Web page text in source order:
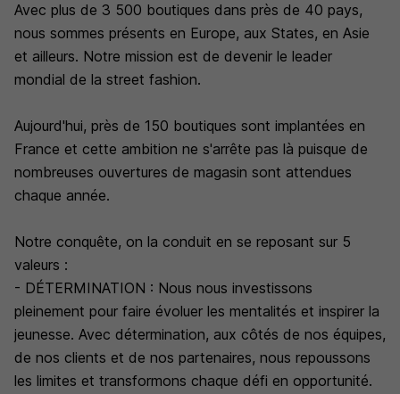
Avec plus de 3 500 boutiques dans près de 40 pays,
nous sommes présents en Europe, aux States, en Asie
et ailleurs. Notre mission est de devenir le leader
mondial de la street fashion.
Aujourd'hui, près de 150 boutiques sont implantées en
France et cette ambition ne s'arrête pas là puisque de
nombreuses ouvertures de magasin sont attendues
chaque année.
Notre conquête, on la conduit en se reposant sur 5
valeurs :
- DÉTERMINATION : Nous nous investissons
pleinement pour faire évoluer les mentalités et inspirer la
jeunesse. Avec détermination, aux côtés de nos équipes,
de nos clients et de nos partenaires, nous repoussons
les limites et transformons chaque défi en opportunité.